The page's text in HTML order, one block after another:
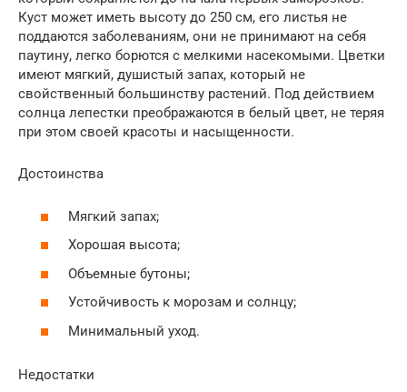
Куст может иметь высоту до 250 см, его листья не
поддаются заболеваниям, они не принимают на себя
паутину, легко борются с мелкими насекомыми. Цветки
имеют мягкий, душистый запах, который не
свойственный большинству растений. Под действием
солнца лепестки преображаются в белый цвет, не теряя
при этом своей красоты и насыщенности.
Достоинства
Мягкий запах;
Хорошая высота;
Объемные бутоны;
Устойчивость к морозам и солнцу;
Минимальный уход.
Недостатки